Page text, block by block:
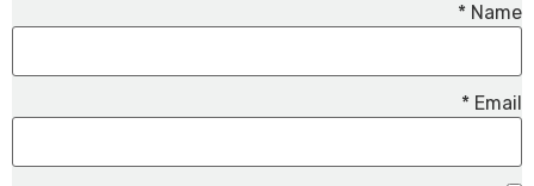
Name
*
Email
*